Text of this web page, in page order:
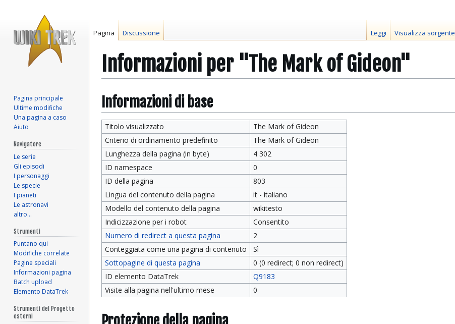
Informazioni per "The Mark of Gideon"
Vai
alla
navigazione
Vai
alla
ricerca
Informazioni di base
Titolo visualizzato
The Mark of Gideon
Criterio di ordinamento predefinito
The Mark of Gideon
Lunghezza della pagina (in byte)
4 302
ID namespace
0
ID della pagina
803
Lingua del contenuto della pagina
it - italiano
Modello del contenuto della pagina
wikitesto
Indicizzazione per i robot
Consentito
Numero di redirect a questa pagina
2
Conteggiata come una pagina di contenuto
Sì
Sottopagine di questa pagina
0 (0 redirect; 0 non redirect)
ID elemento DataTrek
Q9183
Visite alla pagina nell'ultimo mese
0
Pagina Discussione Leggi Visualizza sorgente
Pagina principale
Ultime modifiche
Una pagina a caso
Aiuto
Navigatore
Le serie
Gli episodi
I personaggi
Le specie
I pianeti
Le astronavi
altro…
Strumenti
Puntano qui
Modifiche correlate
Pagine speciali
Informazioni pagina
Batch upload
Elemento DataTrek
Strumenti del Progetto
esterni